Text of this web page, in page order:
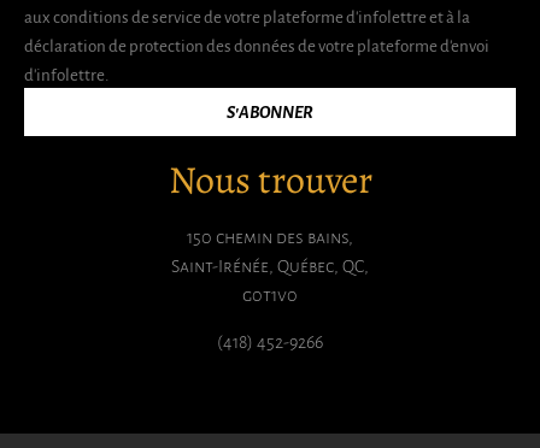
aux conditions de service de votre plateforme d'infolettre et à la
déclaration de protection des données de votre plateforme d'envoi
d'infolettre.
S'ABONNER
Nous trouver
150 chemin des bains,
Saint-Irénée, Québec, QC,
g0t1v0
(418) 452-9266